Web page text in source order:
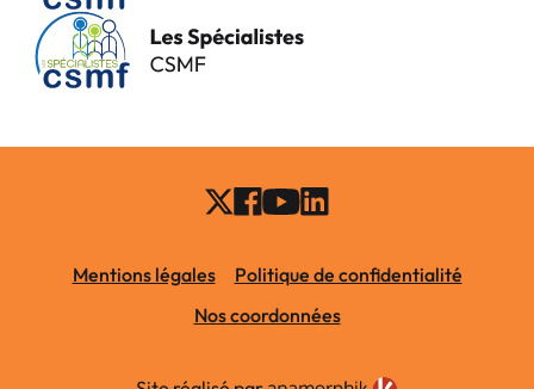
Mentions légales
Politique de confidentialité
Nos coordonnées